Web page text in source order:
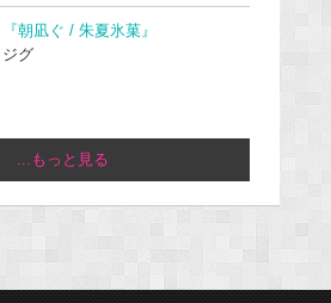
『朝凪ぐ / 朱夏氷菓』
ジグ
...もっと見る